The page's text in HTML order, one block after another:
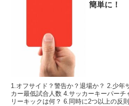
簡単に！
1.オフサイド？警告か？退場か？ 2.少年
カー最低試合人数 4.サッカーキーパーチ
リーキックは何？ 6.同時に2つ以上の反